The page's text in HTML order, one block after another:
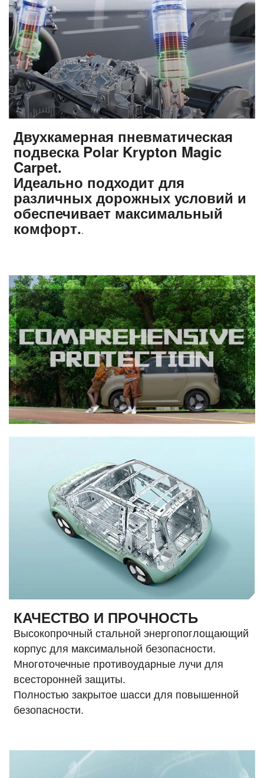
Двухкамерная пневматическая
подвеска Polar Krypton Magic
Carpet.
Идеально подходит для
различных дорожных условий и
обеспечивает максимальный
комфорт..
КАЧЕСТВО И ПРОЧНОСТЬ
Высокопрочный стальной энергопоглощающий
корпус для максимальной безопасности.
Многоточечные противоударные лучи для
всесторонней защиты.
Полностью закрытое шасси для повышенной
безопасности.